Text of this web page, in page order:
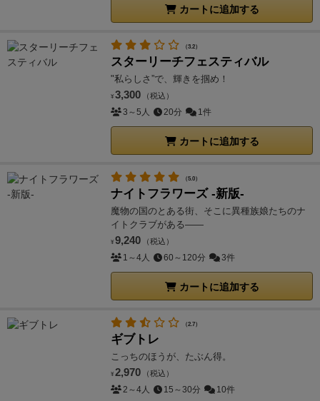
カートに追加する
（3.2）
スターリーチフェスティバル
"私らしさ”で、輝きを掴め！
¥ 3,300 （税込）
3～5人 20分 1件
カートに追加する
（5.0）
ナイトフラワーズ -新版-
魔物の国のとある街、そこに異種族娘たちのナ
イトクラブがある――
¥ 9,240 （税込）
1～4人 60～120分 3件
カートに追加する
（2.7）
ギブトレ
こっちのほうが、たぶん得。
¥ 2,970 （税込）
2～4人 15～30分 10件